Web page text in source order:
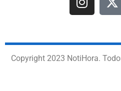
Copyright 2023 NotiHora.